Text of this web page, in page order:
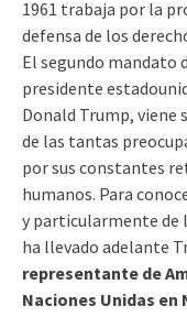
1961 trabaja por la
defensa de los
El segundo mandato
presidente
Donald Trump, viene
de las tantas
por sus constantes
humanos. Para
y particularmente de
ha llevado adelante
representante de
Naciones Unidas en